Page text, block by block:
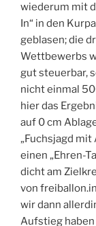
wiederum mit
In“ in den
geblasen; die
Wettbewerbs
gut steuerbar,
nicht einmal
hier das
auf 0 cm
„Fuchsjagd
einen „Ehren-
dicht am
von
wir dann
Aufstieg